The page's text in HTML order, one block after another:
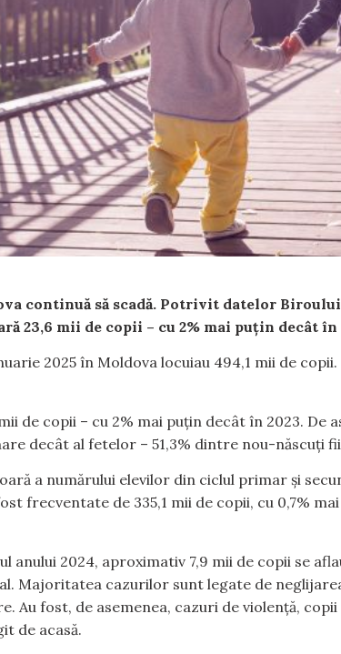
continuă să scadă. Potrivit datelor
23,6 mii de copii – cu 2% mai puțin decât în
2025 în Moldova locuiau 494,1 mii de
de copii – cu 2% mai puțin decât în 2023. De
decât al fetelor – 51,3% dintre nou-născuți
a numărului elevilor din ciclul primar și
frecventate de 335,1 mii de copii, cu 0,7%
anului 2024, aproximativ 7,9 mii de copii se
Majoritatea cazurilor sunt legate de
Au fost, de asemenea, cazuri de violență,
de acasă.